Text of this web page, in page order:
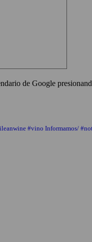
de Google
#vino Informamos/